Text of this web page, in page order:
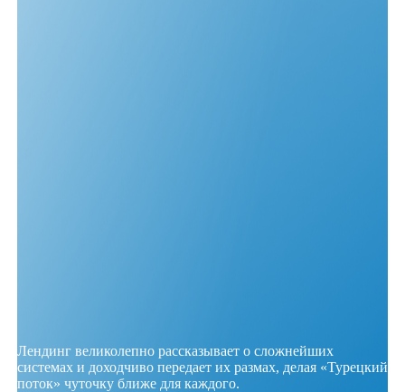
Лендинг великолепно рассказывает о сложнейших
системах и доходчиво передает их размах, делая «Турецкий
поток» чуточку ближе для каждого.